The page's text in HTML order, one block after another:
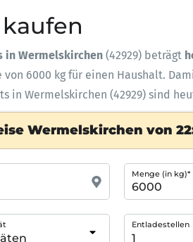
in Wermelskirchen (42929) beträgt
von 6000 kg für einen Haushalt.
in Wermelskirchen (42929) sind
Wermelskirchen von
Menge (in kg)*
Entladestellen